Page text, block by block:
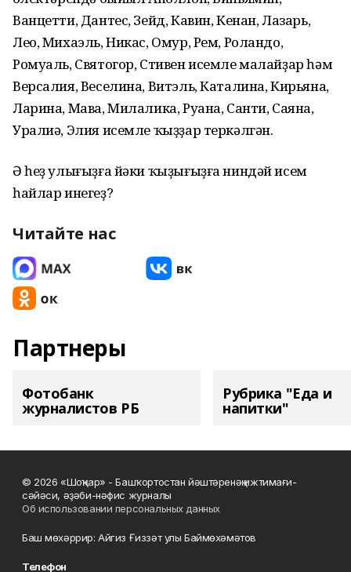
Ванцетти, Дантес, Зейд, Кавин, Кенан, Лазарь,
Лео, Михаэль, Никас, Омур, Рем, Роландо,
Ромуаль, Святогор, Стивен исемле малайҙар һәм
Версалия, Веселина, Витэль, Каталина, Кирьяна,
Ларина, Мава, Милалика, Руана, Санти, Саяна,
Уралиә, Элия исемле ҡыҙҙар теркәлгән.
Ә һеҙ улығыҙға йәки ҡыҙығыҙға ниндәй исем
һайлар инегеҙ?
Читайте нас
Партнеры
Фотобанк
журналистов РБ
Рубрика "Еда и
напитки"
© 2026 «Шоңҡар» - Башҡортостан йәштәренәң ижтимағи-
сәйәси, әҙәби-нәфис журналы
Об использовании персональных данных
Баш мөхәррир: Айгиз Ғиззәт улы Баймөхәмәтов
Телефон